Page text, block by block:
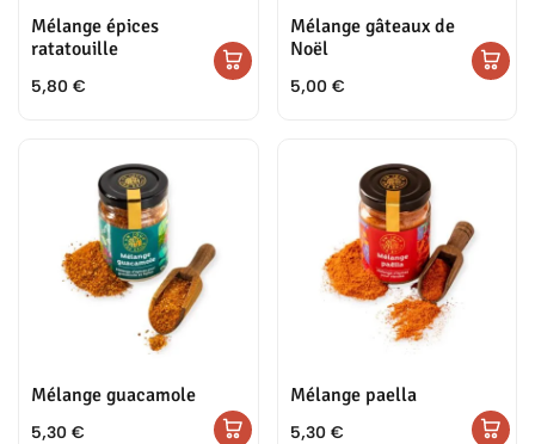
Mélange épices
ratatouille
5,80 €
Mélange gâteaux de
Noël
5,00 €
Mélange guacamole
5,30 €
Mélange paella
5,30 €